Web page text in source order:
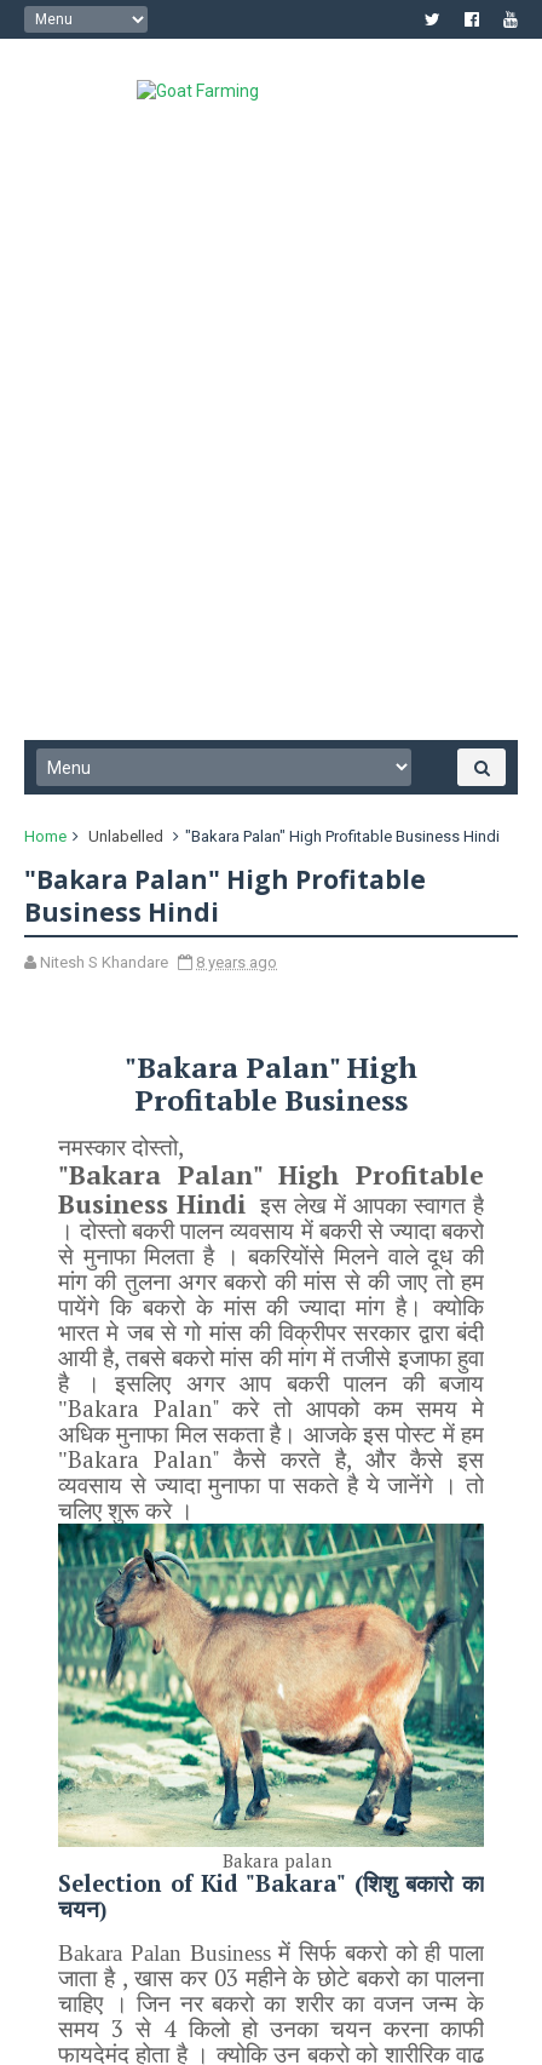
Home Unlabelled "Bakara Palan" High Profitable Business Hindi
"Bakara Palan" High Profitable
Business Hindi
Nitesh S Khandare 8 years ago
"Bakara Palan" High
Profitable Business
नमस्कार दोस्तो,
"Bakara Palan" High Profitable
Business Hindi इस लेख में आपका स्वागत है
। दोस्तो बकरी पालन व्यवसाय में बकरी से ज्यादा बकरो
से मुनाफा मिलता है । बकरियोंसे मिलने वाले दूध की
मांग की तुलना अगर बकरो की मांस से की जाए तो हम
पायेंगे कि बकरो के मांस की ज्यादा मांग है। क्योकि
भारत मे जब से गो मांस की विक्रीपर सरकार द्वारा बंदी
आयी है, तबसे बकरो मांस की मांग में तजीसे इजाफा हुवा
है । इसलिए अगर आप बकरी पालन की बजाय
"Bakara Palan"करे तो आपको कम समय मे
अधिक मुनाफा मिल सकता है। आजके इस पोस्ट में हम
"Bakara Palan" कैसे करते है, और कैसे इस
व्यवसाय से ज्यादा मुनाफा पा सकते है ये जानेंगे । तो
चलिए शुरू करे ।
Bakara palan
Selection of Kid "Bakara" (शिशु बकारो का
चयन)
Bakara Palan Business में सिर्फ बकरो को ही पाला
जाता है , खास कर 03 महीने के छोटे बकरो का पालना
चाहिए । जिन नर बकरो का शरीर का वजन जन्म के
समय 3से 4 किलो हो उनका चयन करना काफी
फायदेमंद होता है । क्योकि उन बकरो को शारीरिक वाढ